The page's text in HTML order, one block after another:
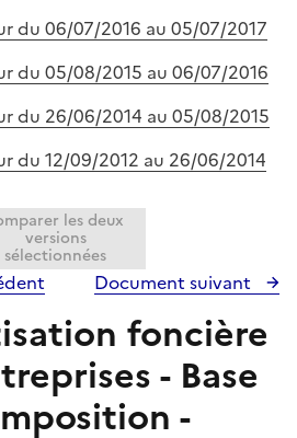
du 06/07/2016 au 05/07/2017
du 05/08/2015 au 06/07/2016
du 26/06/2014 au 05/08/2015
du 12/09/2012 au 26/06/2014
les deux
versions
sélectionnées
Document suivant
foncière
- Base
-